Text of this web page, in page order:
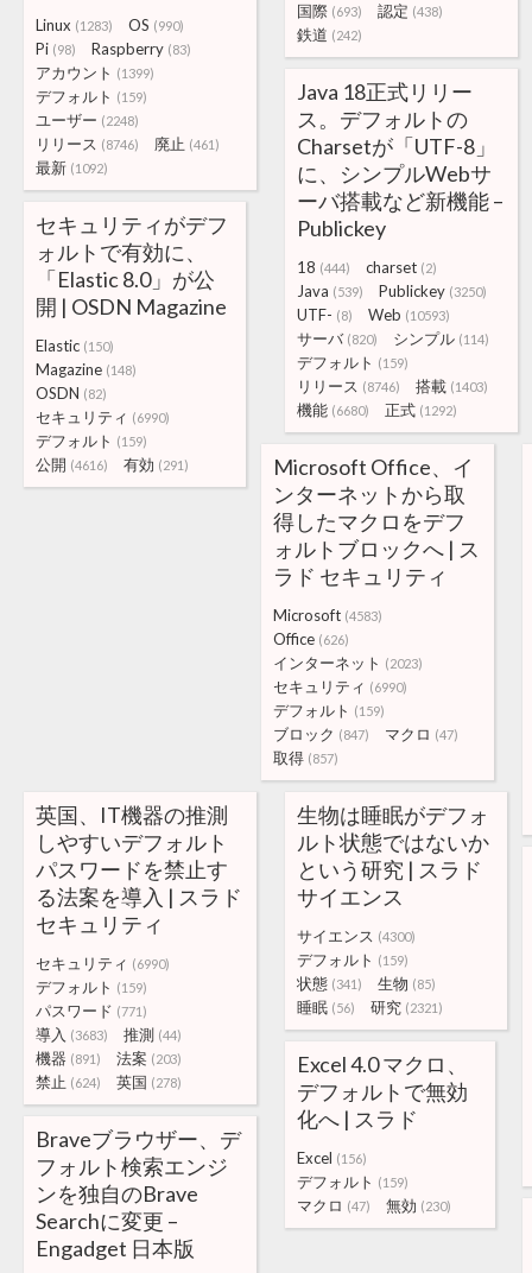
国際 (693) 認定 (438)
鉄道 (242)
Linux (1283) OS (990)
Pi (98) Raspberry (83)
アカウント (1399)
デフォルト (159)
ユーザー (2248)
リリース (8746) 廃止 (461)
最新 (1092)
Java 18正式リリー
ス。デフォルトの
Charsetが「UTF-8」
に、シンプルWebサ
ーバ搭載など新機能 –
Publickey
18 (444) charset (2)
Java (539) Publickey (3250)
UTF- (8) Web (10593)
サーバ (820) シンプル (114)
デフォルト (159)
リリース (8746) 搭載 (1403)
機能 (6680) 正式 (1292)
セキュリティがデフ
ォルトで有効に、
「Elastic 8.0」が公
開 | OSDN Magazine
Elastic (150)
Magazine (148)
OSDN (82)
セキュリティ (6990)
デフォルト (159)
公開 (4616) 有効 (291)
Microsoft Office、イ
ンターネットから取
得したマクロをデフ
ォルトブロックへ | ス
ラド セキュリティ
Microsoft (4583)
Office (626)
インターネット (2023)
セキュリティ (6990)
デフォルト (159)
ブロック (847) マクロ (47)
取得 (857)
英国、IT機器の推測
しやすいデフォルト
パスワードを禁止す
る法案を導入 | スラド
セキュリティ
セキュリティ (6990)
デフォルト (159)
パスワード (771)
導入 (3683) 推測 (44)
機器 (891) 法案 (203)
禁止 (624) 英国 (278)
生物は睡眠がデフォ
ルト状態ではないか
という研究 | スラド
サイエンス
サイエンス (4300)
デフォルト (159)
状態 (341) 生物 (85)
睡眠 (56) 研究 (2321)
Braveブラウザー、デ
フォルト検索エンジ
ンを独自のBrave
Searchに変更 –
Engadget 日本版
Excel 4.0 マクロ、
デフォルトで無効
化へ | スラド
Excel (156)
デフォルト (159)
マクロ (47) 無効 (230)